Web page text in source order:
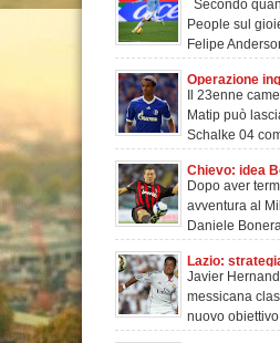
Anderson
Secondo
People sul
Felipe
Operazione
Il 23enne
Matip può
Schalke 04
Chievo: idea
Dopo aver
avventura al
Daniele
Lazio:
Javier
messicana
nuovo